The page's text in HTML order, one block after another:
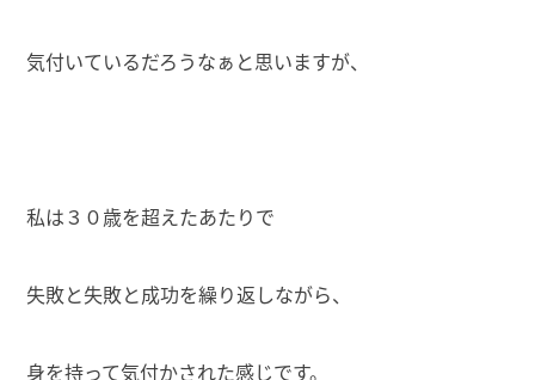
気付いているだろうなぁと思いますが、
私は３０歳を超えたあたりで
失敗と失敗と成功を繰り返しながら、
身を持って気付かされた感じです。